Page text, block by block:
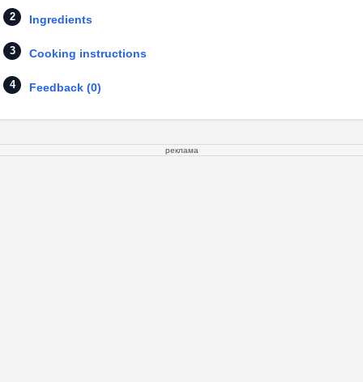
Ingredients
Cooking instructions
Feedback (0)
реклама